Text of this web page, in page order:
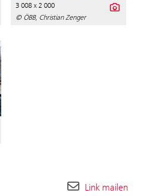
3 008 x 2 000
© ÖBB, Christian Zenger
Link mailen